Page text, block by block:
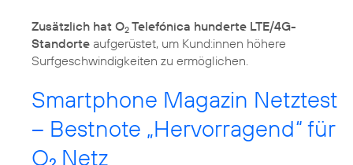
Zusätzlich hat O2 Telefónica hunderte LTE/4G-
Standorte aufgerüstet, um Kund:innen höhere
Surfgeschwindigkeiten zu ermöglichen.
Smartphone Magazin Netztest
– Bestnote „Hervorragend“ für
O Netz